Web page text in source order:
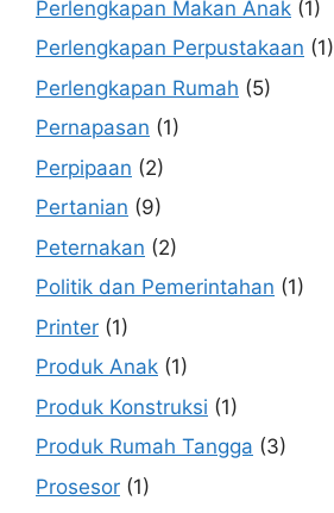
Perlengkapan Makan Anak (1)
Perlengkapan Perpustakaan (1)
Perlengkapan Rumah (5)
Pernapasan (1)
Perpipaan (2)
Pertanian (9)
Peternakan (2)
Politik dan Pemerintahan (1)
Printer (1)
Produk Anak (1)
Produk Konstruksi (1)
Produk Rumah Tangga (3)
Prosesor (1)